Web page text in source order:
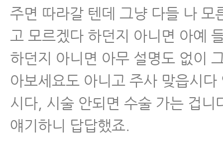
주면 따라갈 텐데 그냥 다들 나 모
고 모르겠다 하던지 아니면 아예
하던지 아니면 아무 설명도 없이
아보세요도 아니고 주사 맞읍시다
시다, 시술 안되면 수술 가는 겁니
얘기하니 답답했죠.